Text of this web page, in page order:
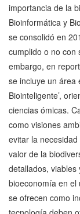
importancia de la
Bioinformática y
se consolidó en
cumplido o no con
embargo, en
se incluye un área
Biointeligente’,
ciencias ómicas.
como visiones
evitar la
valor de la
detallados,
bioeconomía en el
se ofrecen como